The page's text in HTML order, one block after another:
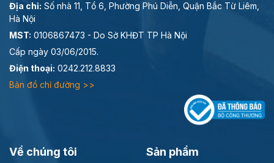
Địa chỉ: Số nhà 11, Tổ 6, Phường Phú Diễn, Quận Bắc Từ Liêm,
Hà Nội
MST: 0106867473 - Do Sở KHĐT TP Hà Nội
Cấp ngày 03/06/2015.
Điện thoại: 0242.212.8833
Bản đồ chỉ đường >>
Về chúng tôi Sản phẩm